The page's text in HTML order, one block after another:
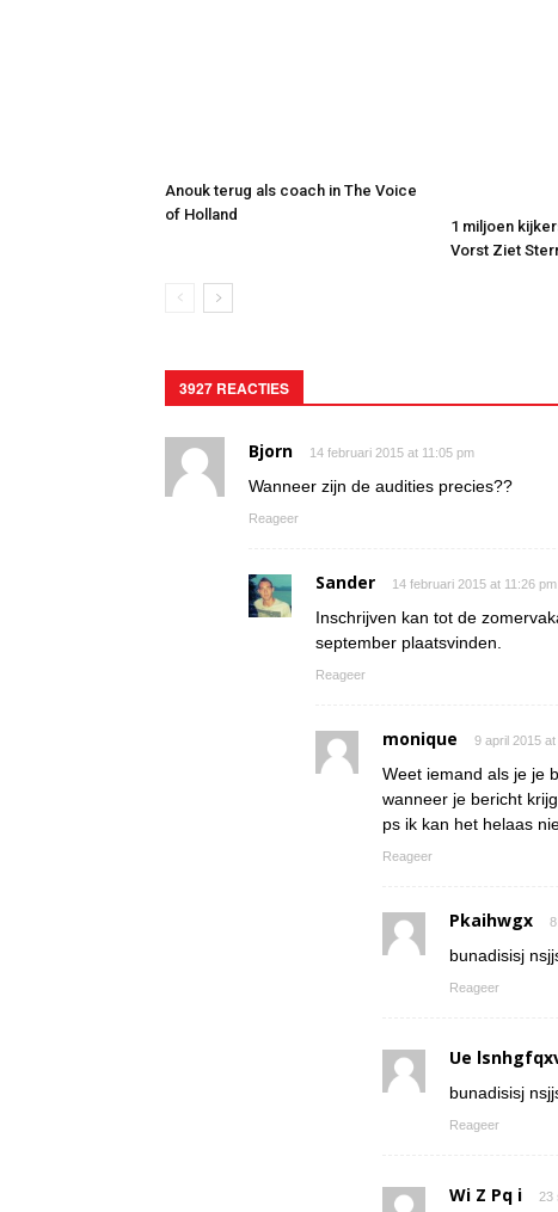
Anouk terug als coach in The Voice
of Holland
1 miljoen
Vorst Ziet
3927 REACTIES
Bjorn 14 februari 2015 at 11:05 pm
Wanneer zijn de audities precies??
Reageer
Sander 14 februari 2015 at 11:26 pm
Inschrijven kan tot de
september plaatsvinden.
Reageer
monique 9 april 2015
Weet iemand als je je
wanneer je bericht
ps ik kan het helaas
Reageer
Pkaihwgx
bunadisisj
Reageer
Ue
bunadisisj
Reageer
Wi Z Pq i 23